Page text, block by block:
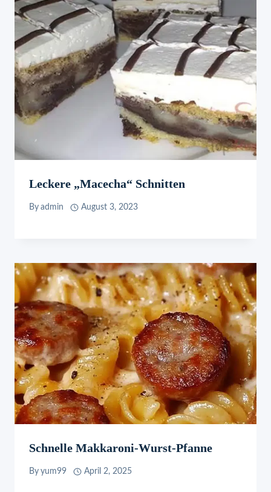
Leckere „Macecha“ Schnitten
By admin August 3, 2023
Schnelle Makkaroni-Wurst-Pfanne
By yum99 April 2, 2025